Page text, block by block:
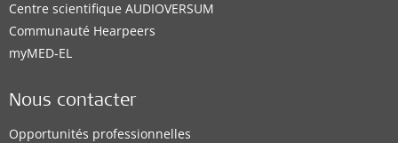
Centre scientifique AUDIOVERSUM
Communauté Hearpeers
myMED‑EL
Nous contacter
Opportunités professionnelles